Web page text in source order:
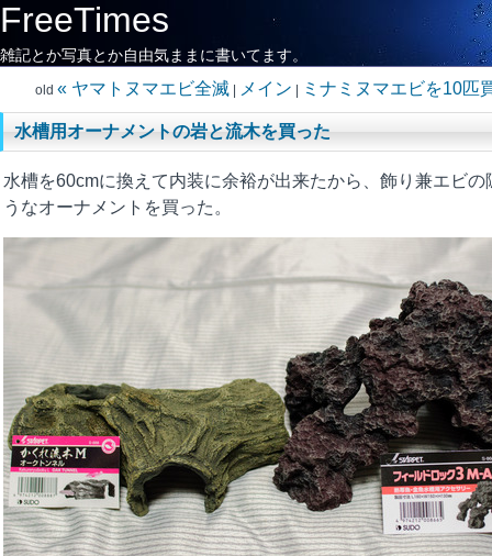
FreeTimes
雑記とか写真とか自由気ままに書いてます。
old « ヤマトヌマエビ全滅| メイン ミナミヌマエビを10匹
水槽用オーナメントの岩と流木を買った
水槽を60cmに換えて内装に余裕が出来たから、飾り兼エビの
うなオーナメントを買った。